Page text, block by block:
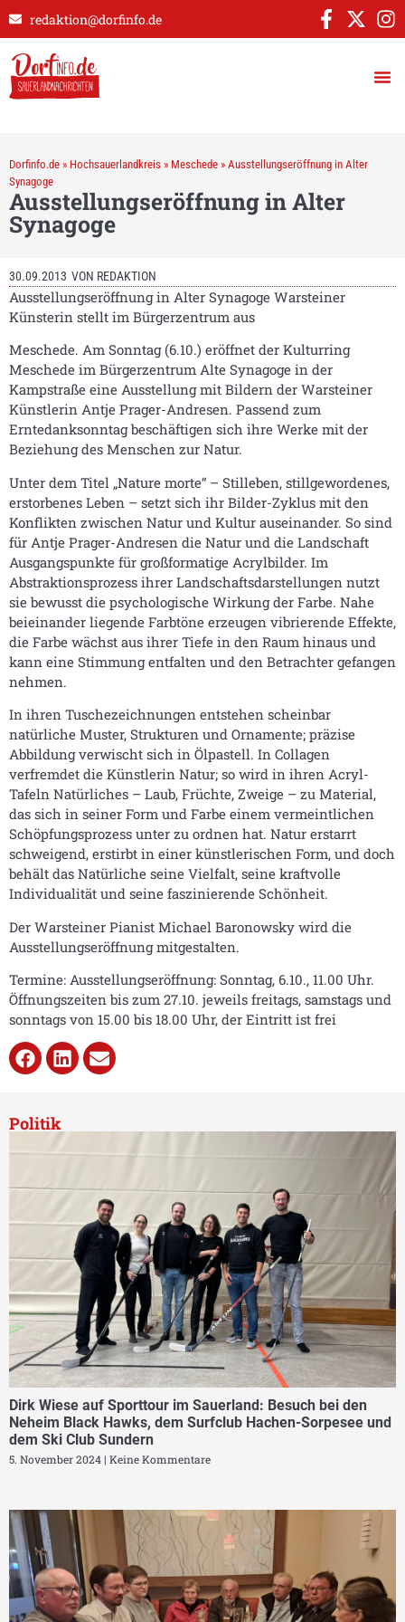
redaktion@dorfinfo.de
Dorfinfo.de » Hochsauerlandkreis » Meschede » Ausstellungseröffnung in Alter
Synagoge
Ausstellungseröffnung in Alter
Synagoge
30.09.2013 VON REDAKTION
Ausstellungseröffnung in Alter Synagoge Warsteiner
Künsterin stellt im Bürgerzentrum aus
Meschede. Am Sonntag (6.10.) eröffnet der Kulturring
Meschede im Bürgerzentrum Alte Synagoge in der
Kampstraße eine Ausstellung mit Bildern der Warsteiner
Künstlerin Antje Prager-Andresen. Passend zum
Erntedanksonntag beschäftigen sich ihre Werke mit der
Beziehung des Menschen zur Natur.
Unter dem Titel „Nature morte“ – Stilleben, stillgewordenes,
erstorbenes Leben – setzt sich ihr Bilder-Zyklus mit den
Konflikten zwischen Natur und Kultur auseinander. So sind
für Antje Prager-Andresen die Natur und die Landschaft
Ausgangspunkte für großformatige Acrylbilder. Im
Abstraktionsprozess ihrer Landschaftsdarstellungen nutzt
sie bewusst die psychologische Wirkung der Farbe. Nahe
beieinander liegende Farbtöne erzeugen vibrierende Effekte,
die Farbe wächst aus ihrer Tiefe in den Raum hinaus und
kann eine Stimmung entfalten und den Betrachter gefangen
nehmen.
In ihren Tuschezeichnungen entstehen scheinbar
natürliche Muster, Strukturen und Ornamente; präzise
Abbildung verwischt sich in Ölpastell. In Collagen
verfremdet die Künstlerin Natur; so wird in ihren Acryl-
Tafeln Natürliches – Laub, Früchte, Zweige – zu Material,
das sich in seiner Form und Farbe einem vermeintlichen
Schöpfungsprozess unter zu ordnen hat. Natur erstarrt
schweigend, erstirbt in einer künstlerischen Form, und doch
behält das Natürliche seine Vielfalt, seine kraftvolle
Individualität und seine faszinierende Schönheit.
Der Warsteiner Pianist Michael Baronowsky wird die
Ausstellungseröffnung mitgestalten.
Termine: Ausstellungseröffnung: Sonntag, 6.10., 11.00 Uhr.
Öffnungszeiten bis zum 27.10. jeweils freitags, samstags und
sonntags von 15.00 bis 18.00 Uhr, der Eintritt ist frei
Politik
Dirk Wiese auf Sporttour im Sauerland: Besuch bei den
Neheim Black Hawks, dem Surfclub Hachen-Sorpesee und
dem Ski Club Sundern
5. November 2024 Keine Kommentare